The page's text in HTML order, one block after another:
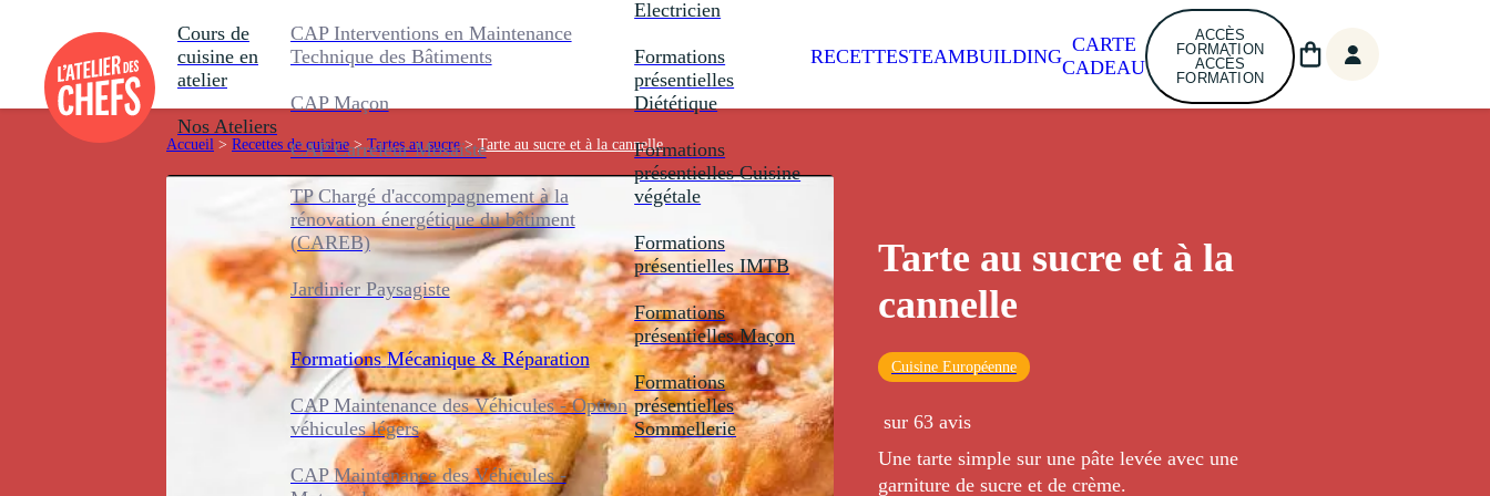
Cours de
cuisine en
atelier
Nos Ateliers
CAP Interventions en Maintenance
Technique des Bâtiments
CAP Maçon
CAP Carreleur Mosaïste
TP Chargé d'accompagnement à la
rénovation énergétique du bâtiment
(CAREB)
Jardinier Paysagiste
Formations Mécanique & Réparation
CAP Maintenance des Véhicules - Option
véhicules légers
CAP Maintenance des Véhicules -
Electricien
Formations
présentielles
Diététique
Formations
présentielles Cuisine
végétale
Formations
présentielles IMTB
Formations
présentielles Maçon
Formations
présentielles
Sommellerie
RECETTESTEAMBUILDING
CARTE
CADEAU
ACCÈS
FORMATION
ACCÈS
FORMATION
Accueil > Recettes de cuisine > Tartes au sucre > Tarte au sucre et à la cannelle
Tarte au sucre et à la
cannelle
Cuisine Européenne
sur 63 avis
Une tarte simple sur une pâte levée avec une
garniture de sucre et de crème.